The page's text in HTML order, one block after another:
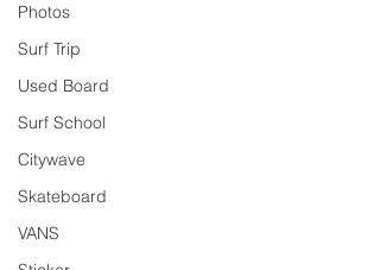
Photos
Surf Trip
Used Board
Surf School
Citywave
Skateboard
VANS